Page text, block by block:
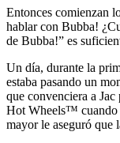
Entonces comienzan
hablar con Bubba!
de Bubba!” es
Un día, durante la
estaba pasando un
que convenciera a
Hot Wheels™ cuando
mayor le aseguró que